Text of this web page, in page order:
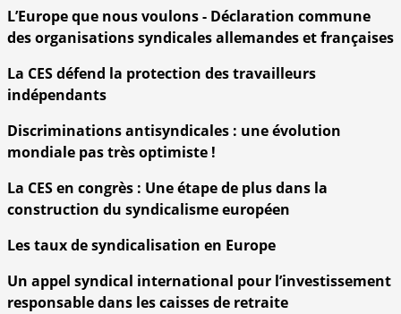
L’Europe que nous voulons - Déclaration commune
des organisations syndicales allemandes et françaises
La CES défend la protection des travailleurs
indépendants
Discriminations antisyndicales : une évolution
mondiale pas très optimiste !
La CES en congrès : Une étape de plus dans la
construction du syndicalisme européen
Les taux de syndicalisation en Europe
Un appel syndical international pour l’investissement
responsable dans les caisses de retraite